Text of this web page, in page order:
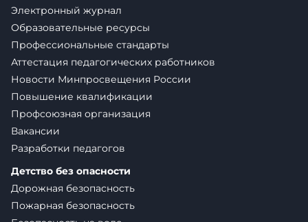
Электронный журнал
Образовательные ресурсы
Профессиональные стандарты
Аттестация педагогических работников
Новости Минпросвещения России
Повышение квалификации
Профсоюзная организация
Вакансии
Разработки педагогов
Детство без опасности
Дорожная безопасность
Пожарная безопасность